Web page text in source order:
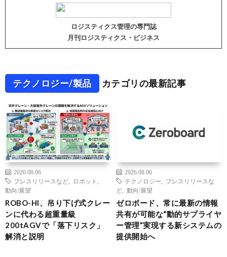
ロジスティクス管理の専門誌
月刊ロジスティクス・ビジネス
テクノロジー/製品 カテゴリの最新記事
2026.08.06
プレスリリースなど
ロボット
動向/展望
ROBO-HI、吊り下げ式クレー
ンに代わる超重量級
200tAGVで「落下リスク」
解消と説明
2026.08.06
テクノロジー
プレスリリースな
ど
動向/展望
ゼロボード、常に最新の情報
共有が可能な“動的サプライヤ
ー管理”実現する新システムの
提供開始へ